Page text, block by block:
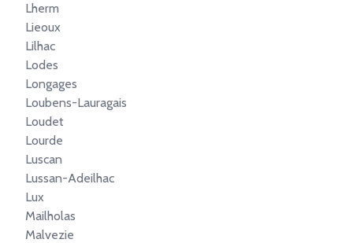
Lherm
Lieoux
Lilhac
Lodes
Longages
Loubens-Lauragais
Loudet
Lourde
Luscan
Lussan-Adeilhac
Lux
Mailholas
Malvezie